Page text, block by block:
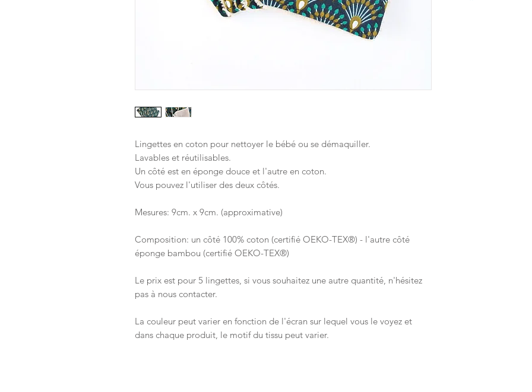
Lingettes en coton pour nettoyer le bébé ou se démaquiller.
Lavables et réutilisables.
Un côté est en éponge douce et l'autre en coton.
Vous pouvez l'utiliser des deux côtés.
Mesures: 9cm. x 9cm. (approximative)
Composition: un côté 100% coton (certifié OEKO-TEX®) - l'autre côté
éponge bambou (certifié OEKO-TEX®)
Le prix est pour 5 lingettes, si vous souhaitez une autre quantité, n'hésitez
pas à nous contacter.
La couleur peut varier en fonction de l'écran sur lequel vous le voyez et
dans chaque produit, le motif du tissu peut varier.